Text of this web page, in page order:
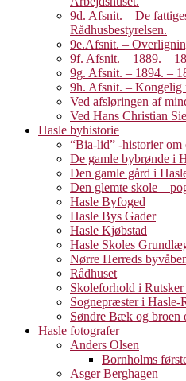
9d. Afsnit. – De
Rådhusbestyrelsen.
9e.Afsnit. –
9f. Afsnit. – 1889. –
9g. Afsnit. – 1894. –
9h. Afsnit. – Kongelig
Ved afsløringen af
Ved Hans Christian
Hasle byhistorie
“Bia-lid” -historier om
De gamle bybrønde i
Den gamle gård i
Den glemte skole –
Hasle Byfoged
Hasle Bys Gader
Hasle Kjøbstad
Hasle Skoles
Nørre Herreds
Rådhuset
Skoleforhold i Rutsker
Sognepræster i Hasle-
Søndre Bæk og broen
Hasle fotografer
Anders Olsen
Bornholms
Asger Berghagen